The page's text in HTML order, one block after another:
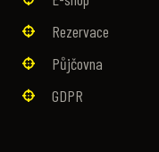
Rezervace
Půjčovna
GDPR